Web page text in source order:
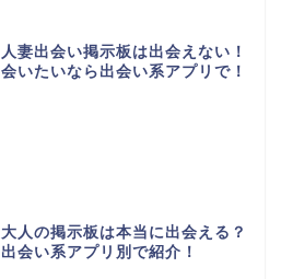
人妻出会い掲示板は出会えない！
会いたいなら出会い系アプリで！
大人の掲示板は本当に出会える？
出会い系アプリ別で紹介！